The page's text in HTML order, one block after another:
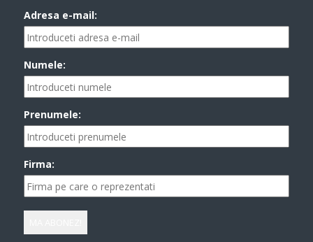
Adresa e-mail:
Numele:
Prenumele:
Firma: